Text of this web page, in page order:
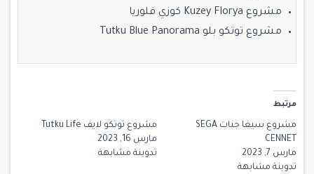
مشروع Kuzey Florya كوزي فلوريا
مشروع توتكو بلو Tutku Blue Panorama
مرتبط
مشروع سيغا جنات SEGA
CENNET
مارس 7, 2023
تدوينة مشابهة
مشروع توتكو لايف Tutku Life
مارس 16, 2023
تدوينة مشابهة